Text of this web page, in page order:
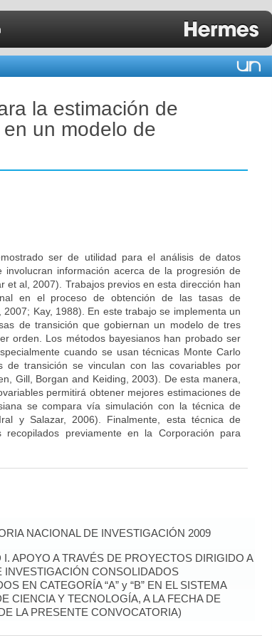
la estimación de
un modelo de
ser de utilidad para el análisis de datos
involucran información acerca de la progresión de
et al, 2007). Trabajos previos en esta dirección han
en el proceso de obtención de las tasas de
Kay, 1988). En este trabajo se implementa un
de transición que gobiernan un modelo de tres
orden. Los métodos bayesianos han probado ser
cuando se usan técnicas Monte Carlo
de transición se vinculan con las covariables por
Gill, Borgan and Keiding, 2003). De esta manera,
permitirá obtener mejores estimaciones de
se compara vía simulación con la técnica de
y Salazar, 2006). Finalmente, esta técnica de
previamente en la Corporación para
NACIONAL DE INVESTIGACIÓN 2009
I. APOYO A TRAVÉS DE PROYECTOS DIRIGIDO A
INVESTIGACIÓN CONSOLIDADOS
EN CATEGORÍA “A” y “B” EN EL SISTEMA
CIENCIA Y TECNOLOGÍA, A LA FECHA DE
LA PRESENTE CONVOCATORIA)